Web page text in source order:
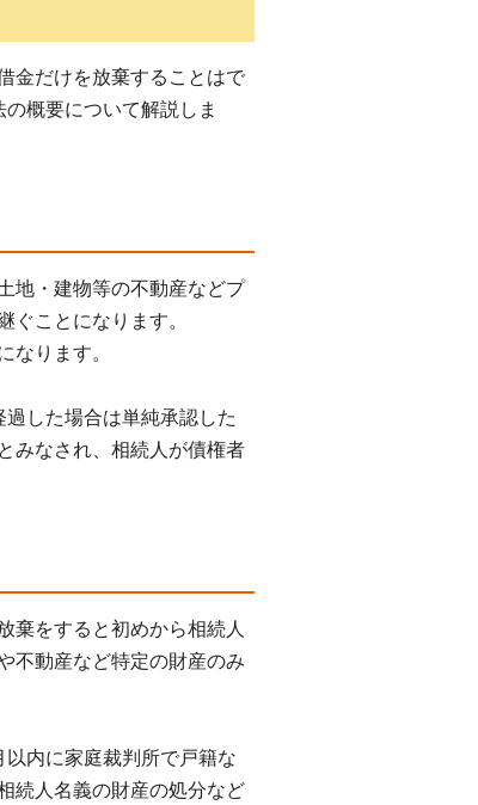
金だけを放棄することはで
概要について解説しま
地・建物等の不動産などプ
ぐことになります。
なります。
した場合は単純承認した
みなされ、相続人が債権者
棄をすると初めから相続人
不動産など特定の財産のみ
内に家庭裁判所で戸籍な
続人名義の財産の処分など